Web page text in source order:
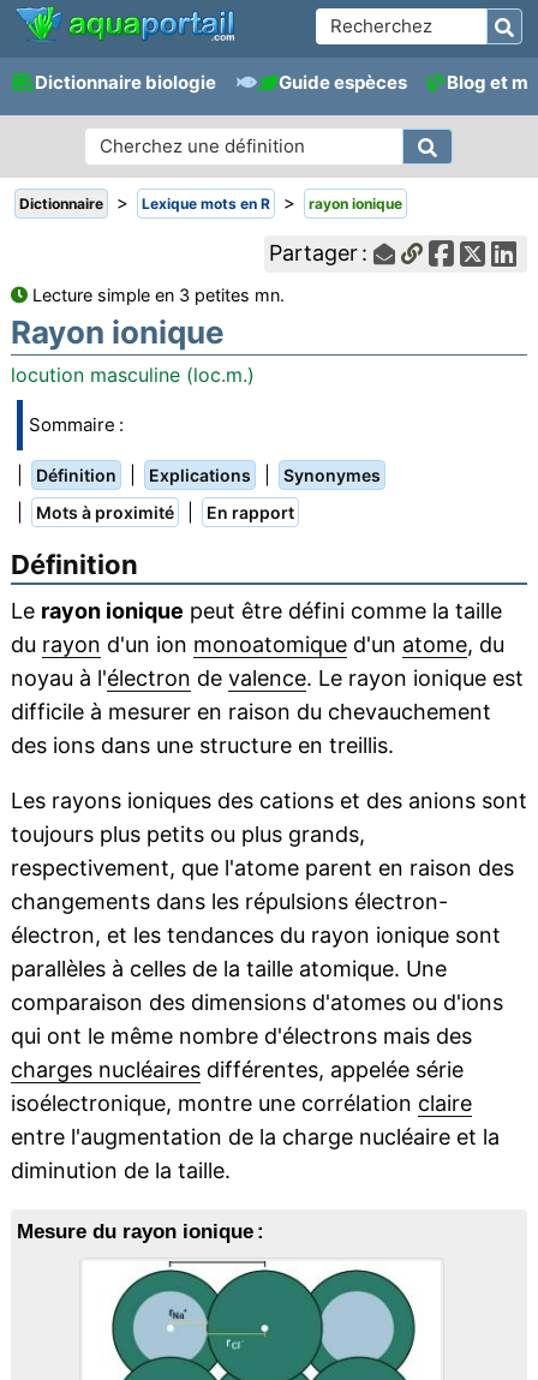
Dictionnaire biologie Guide espèces Blog et
Dictionnaire > Lexique mots en R > rayon ionique
Partager :
Lecture simple en 3 petites mn.
Rayon ionique
locution masculine (loc.m.)
Sommaire :
Définition Explications Synonymes
Mots à proximité En rapport
Définition
Le rayon ionique peut être défini comme la taille
du rayon d'un ion monoatomiqued'un atome, du
noyau à l'électron de valence. Le rayon ionique est
difficile à mesurer en raison du chevauchement
des ions dans une structure en treillis.
Les rayons ioniques des cations et des anions sont
toujours plus petits ou plus grands,
respectivement, que l'atome parent en raison des
changements dans les répulsions électron-
électron, et les tendances du rayon ionique sont
parallèles à celles de la taille atomique. Une
comparaison des dimensions d'atomes ou d'ions
qui ont le même nombre d'électrons mais des
charges nucléairesdifférentes, appelée série
isoélectronique, montre une corrélation claire
entre l'augmentation de la charge nucléaire et la
diminution de la taille.
Mesure du rayon ionique :